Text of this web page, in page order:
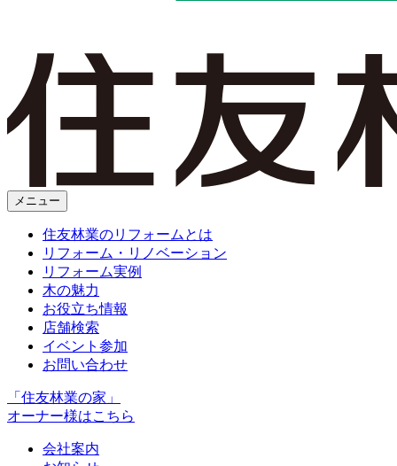
メニュー
住友林業のリフォームとは
リフォーム・リノベーション
リフォーム実例
木の魅力
お役立ち情報
店舗検索
イベント参加
お問い合わせ
「住友林業の家」
オーナー様はこちら
会社案内